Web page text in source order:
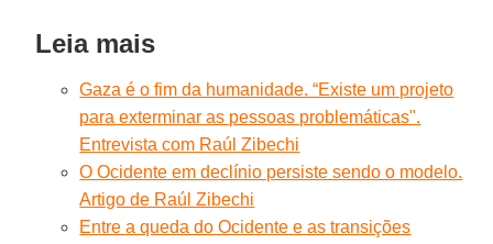
Leia mais
Gaza é o fim da humanidade. “Existe um projeto
para exterminar as pessoas problemáticas".
Entrevista com Raúl Zibechi
O Ocidente em declínio persiste sendo o modelo.
Artigo de Raúl Zibechi
Entre a queda do Ocidente e as transições